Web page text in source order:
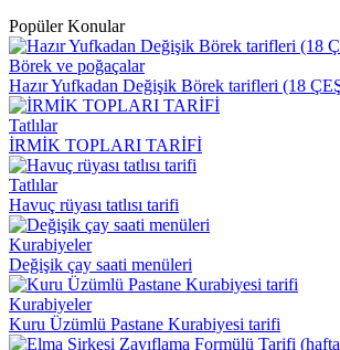
Popüler Konular
Börek ve poğaçalar
Hazır Yufkadan Değişik Börek tarifleri (18
Tatlılar
İRMİK TOPLARI TARİFİ
Tatlılar
Havuç rüyası tatlısı tarifi
Kurabiyeler
Değişik çay saati menüleri
Kurabiyeler
Kuru Üzümlü Pastane Kurabiyesi tarifi